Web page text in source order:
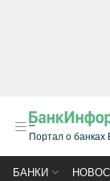
Портал о банках
БАНКИ